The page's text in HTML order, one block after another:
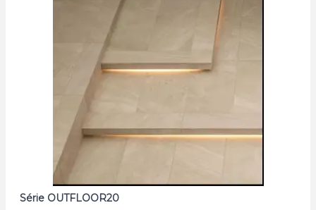
Série OUTFLOOR20